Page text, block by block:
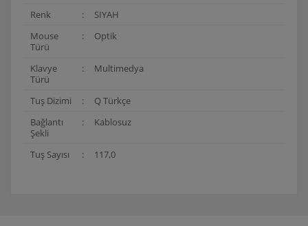
Renk :
SIYAH
Mouse
Türü
: Optik
Klavye
Türü
: Multimedya
Tuş Dizimi :
Q Türkçe
Bağlantı
Şekli
: Kablosuz
Tuş Sayısı : 117,0